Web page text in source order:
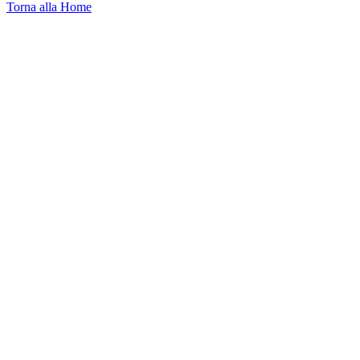
Torna alla Home